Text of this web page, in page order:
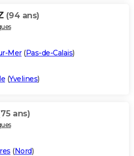
(94 ans)
Mer(Pas-de-Calais)
(Yvelines)
ans)
(Nord)